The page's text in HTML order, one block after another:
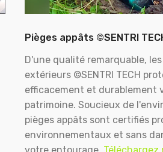
Pièges appâts ©SENTRI
D'une qualité remarquable,
extérieurs ©SENTRI TECH
efficacement et durablement
patrimoine. Soucieux de
pièges appâts sont certifiés
environnementaux et sans
votre entourage. Téléchargez